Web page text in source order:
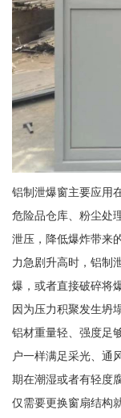
铝制泄爆窗主要应用
危险品仓库、粉尘处
泄压，降低爆炸带来
力急剧升高时，铝制
爆，或者直接破碎将
因为压力积聚发生坍
铝材重量轻、强度足
户一样满足采光、通
期在潮湿或者有轻度
仅需要更换窗扇结构